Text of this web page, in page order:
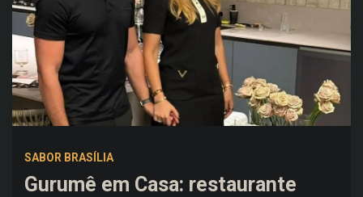
SABOR BRASÍLIA
Gurumê em Casa: restaurante